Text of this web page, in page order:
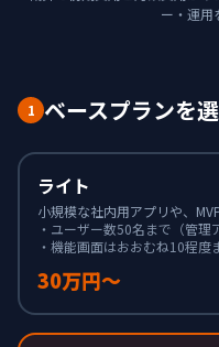
ー・運用
1 ベースプランを
ライト
小規模な社内用アプリや、
・ユーザー数50名まで（管理
・機能画面はおおむね10程度
30万円〜